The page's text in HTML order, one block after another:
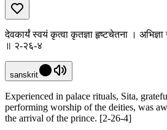
देवकार्यं स्वयं कृत्वा कृतज्ञा हृष्टचेतना । अभिज्ञा
॥ २-२६-४
sanskrit
Experienced in palace rituals, Sita,
performing worship of the deities, was
the arrival of the prince. [2-26-4]